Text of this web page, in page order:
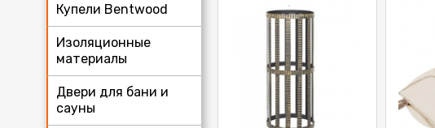
Купели Bentwood
Изоляционные
материалы
Двери для бани и
сауны